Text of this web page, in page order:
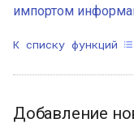
импортом
К списку функций
Добавление